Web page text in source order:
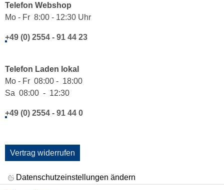
Telefon Webshop
Mo - Fr 8:00 - 12:30 Uhr
+49 (0) 2554 - 91 44 23
Telefon Laden lokal
Mo - Fr 08:00 - 18:00
Sa 08:00 - 12:30
+49 (0) 2554 - 91 44 0
Vertrag widerrufen
Datenschutzeinstellungen ändern